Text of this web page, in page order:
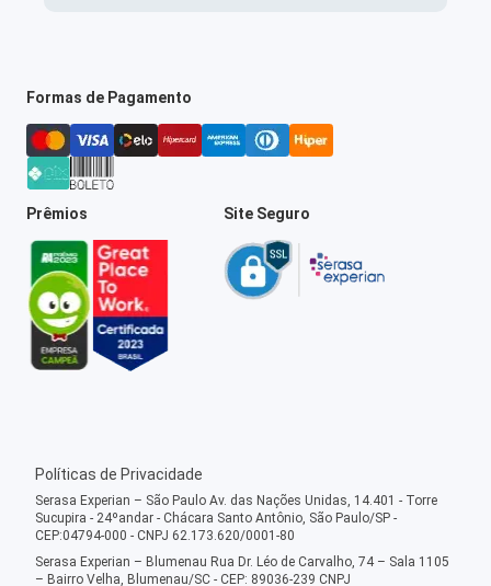
Formas de Pagamento
Prêmios Site Seguro
Políticas de Privacidade
Serasa Experian – São Paulo Av. das Nações Unidas, 14.401 - Torre
Sucupira - 24ºandar - Chácara Santo Antônio, São Paulo/SP -
CEP:04794-000 - CNPJ 62.173.620/0001-80
Serasa Experian – Blumenau Rua Dr. Léo de Carvalho, 74 – Sala 1105
– Bairro Velha, Blumenau/SC - CEP: 89036-239 CNPJ